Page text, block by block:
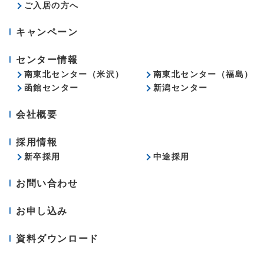
ご入居の方へ
キャンペーン
センター情報
南東北センター（米沢）
南東北センター（福島）
函館センター
新潟センター
会社概要
採用情報
新卒採用 中途採用
お問い合わせ
お申し込み
資料ダウンロード